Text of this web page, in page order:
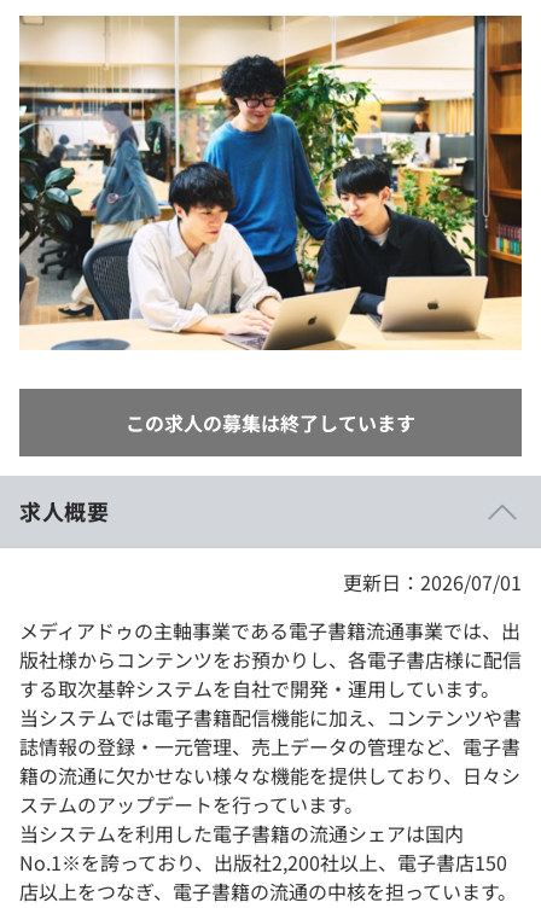
イベント・セミナー
インタビュー
就活成功ガイド
ナレッジ
リファレンス
プラン
個人向けプラン
法人向けプラン
学校向けプラン
評価結果一覧
再チャレンジ結果一覧
Tech Team Journal
paiza times
note
paizaとは？
この求人の募集は終了しています
求人概要
更新日：2026/07/01
メディアドゥの主軸事業である電子書籍流通事業では、出
版社様からコンテンツをお預かりし、各電子書店様に配信
する取次基幹システムを自社で開発・運用しています。
当システムでは電子書籍配信機能に加え、コンテンツや書
誌情報の登録・一元管理、売上データの管理など、電子書
籍の流通に欠かせない様々な機能を提供しており、日々シ
ステムのアップデートを行っています。
当システムを利用した電子書籍の流通シェアは国内
No.1※を誇っており、出版社2,200社以上、電子書店150
店以上をつなぎ、電子書籍の流通の中核を担っています。